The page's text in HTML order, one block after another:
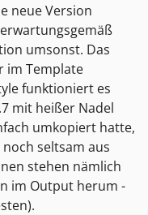
neue Version
umsonst. Das
im Template
funktioniert es
mit heißer Nadel
umkopiert hatte,
seltsam aus
stehen nämlich
im Output herum -